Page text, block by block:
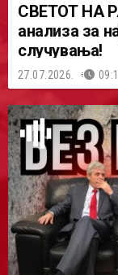
СВЕТОТ НА
анализа за
случувања!
27.07.2026.